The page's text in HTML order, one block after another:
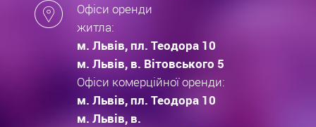
Офіси оренди
житла:
м. Львів, пл. Теодора 10
м. Львів, в. Вітовського 5
Офіси комерційної оренди:
м. Львів, пл. Теодора 10
м. Львів, в.